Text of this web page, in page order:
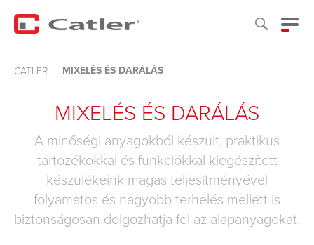
CATLER MIXELÉS ÉS DARÁLÁS
MIXELÉS ÉS DARÁLÁS
A minőségi anyagokból készült, praktikus
tartozékokkal és funkciókkal kiegészített
készülékeink magas teljesítményével
folyamatos és nagyobb terhelés mellett is
biztonságosan dolgozhatja fel az alapanyagokat.